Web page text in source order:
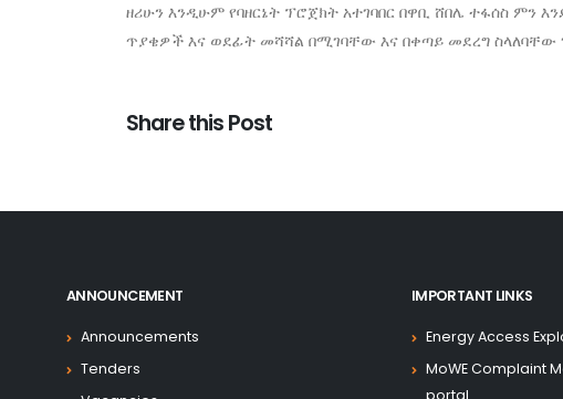
ዘሪሁን እንዲሁም የባዘርኔት ፕሮጀክት አተገባበር በዋቢ ሸበሌ ተፋሰስ ምን
ጥያቄዎች እና ወደፊት መሻሻል በሚገባቸው እና በቀጣይ መደረግ
Share this Post
ANNOUNCEMENT
Announcements
Tenders
IMPORTANT LINKS
Energy Access
MoWE Complaint
portal